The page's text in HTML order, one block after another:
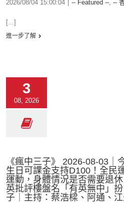
2026/08/04 15:00:04 -- Featured --, --
[...]
進一步了解
3
08, 2026
《瘋中三子》 2026-08-03｜
生日可課金支持D100！全民
運動，身體情況是否需要退
英批評樓盤名「有英無中」
子｜主持：蔡浩樑、阿通、